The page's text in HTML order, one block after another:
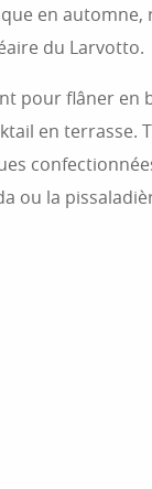
en automne,
du Larvotto.
pour flâner en
en terrasse.
ou la